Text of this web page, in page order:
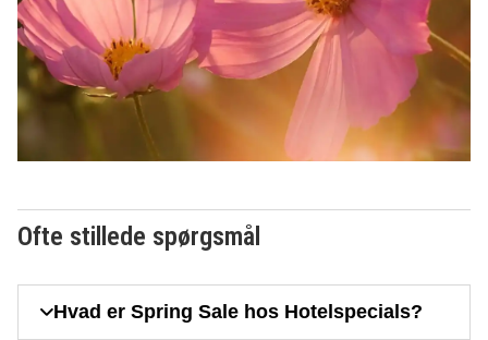
Ofte stillede spørgsmål
Hvad er Spring Sale hos Hotelspecials?